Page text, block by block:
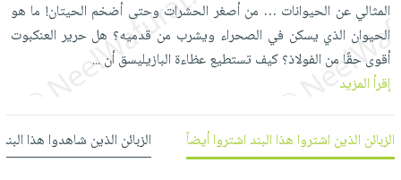
Apple
العناية
بالجسم
العناية
الحمية
والتغذية
الطهي
أدوات
الخبز
أدوات
المائدة
الأوعية
الهدايا
أقسام
الأكثر
العودة
للمدارس
شحن
بنود
مختارة
المثالي عن الحيوانات … من أصغر الحشرات وحتى أضخم الحيتان! ما هو
الحيوان الذي يسكن في الصحراء ويشرب من قدميه؟ هل حرير العنكبوت
أقوى حقًا من الفولاذ؟ كيف تستطيع عظاءة البازيليسق أن...
إقرأ المزيد
الزبائن الذين اشتروا هذا البند اشتروا أيضاً الزبائن الذين شاهدوا هذا